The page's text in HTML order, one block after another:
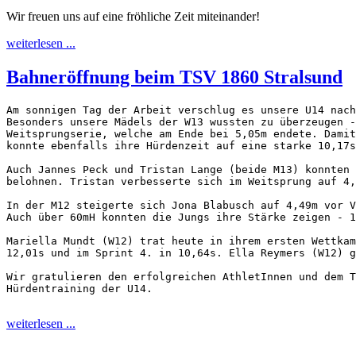
Wir freuen uns auf eine fröhliche Zeit miteinander!
weiterlesen ...
Bahneröffnung beim TSV 1860 Stralsund
Am sonnigen Tag der Arbeit verschlug es unsere U14
Besonders unsere Mädels der W13 wussten zu
Weitsprungserie, welche am Ende bei 5,05m endete.
konnte ebenfalls ihre Hürdenzeit auf eine starke
Auch Jannes Peck und Tristan Lange (beide M13)
belohnen. Tristan verbesserte sich im Weitsprung auf
In der M12 steigerte sich Jona Blabusch auf 4,49m
Auch über 60mH konnten die Jungs ihre Stärke
Mariella Mundt (W12) trat heute in ihrem ersten
12,01s und im Sprint 4. in 10,64s. Ella Reymers (W12)
Wir gratulieren den erfolgreichen AthletInnen und dem
Hürdentraining der U14.
weiterlesen ...